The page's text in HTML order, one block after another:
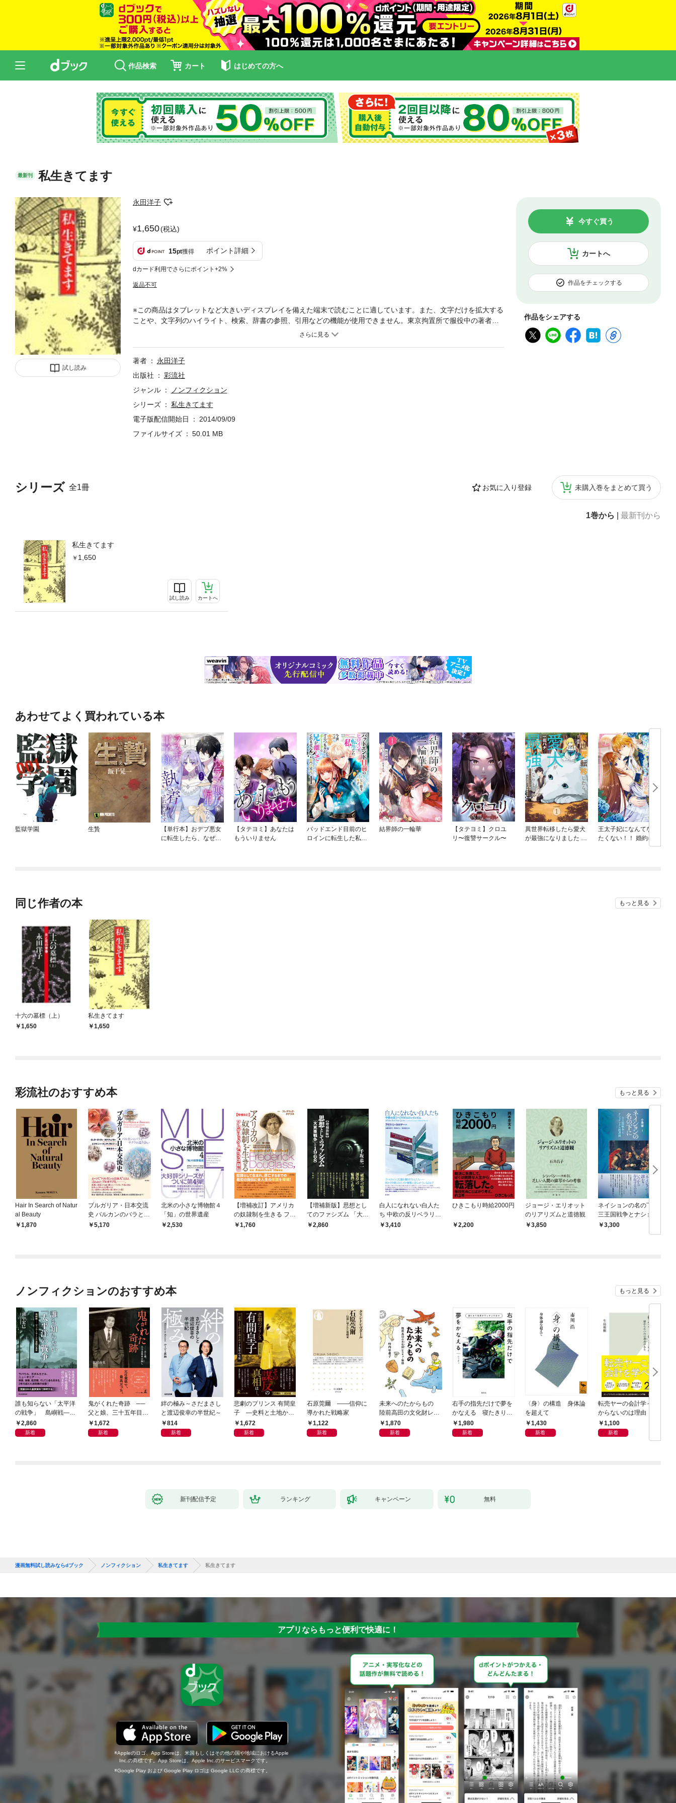
作品検索 カート はじめての方へ
最新刊 私生きてます
試し読み
永田洋子
1,650(税込)
15pt獲得 ポイント詳細
dカード利用でさらにポイント+2%
返品不可
カートへ
今すぐ買う
作品をチェックする
作品をシェアする
シリーズ 全1冊 お気に入り登録 未購入巻をまとめて買う
1巻から 最新刊から
私生きてます
1,650
試し読み カートへ
※この商品はタブレットなど大きいディスプレイを備えた端末で読むことに適しています。また、文字だけを拡大する
ことや、文字列のハイライト、検索、辞書の参照、引用などの機能が使用できません。東京拘置所で服役中の著者
が、自らの脳外科の手術・入院、闘病のなかでの裁判、瀬戸内寂聴氏らとの交流……、鉄格子をはさんで繰り広げら
著者
永田洋子
出版社
彩流社
ジャンル
ノンフィクション
シリーズ
私生きてます
電子版配信開始日
2014/09/09
ファイルサイズ
50.01 MB
あわせてよく買われている本
監獄学園 生贄
【単行本】おデブ悪女
に転生したら、なぜか
【タテヨミ】あなたは
もういりません
バッドエンド目前のヒ
ロインに転生した私、
結界師の一輪華
【タテヨミ】クロユ
リ〜復讐サークル〜
異世界転移したら愛犬
が最強になりました ～
王太子妃になんてなり
たくない！！ 婚約者編
同じ作者の本 もっと見る
十六の墓標（上）
1,650
私生きてます
1,650
彩流社のおすすめ本 もっと見る
Hair In Search of Natur
al Beauty
1,870
ブルガリア・日本交流
史 バルカンのバラとサ
クラの巡り会い
5,170
北米の小さな博物館４
「知」の世界遺産
2,530
【増補改訂】アメリカ
の奴隷制を生きる フレ
デリック・ダグラス自
1,760
【増補新版】思想とし
てのファシズム 「大東
亜戦争」と１９６８
2,860
白人になれない白人た
ち 中欧の反リベラリズ
ムとレイシズム
3,410
ひきこもり時給2000円
2,200
ジョージ・エリオット
のリアリズムと道徳観
3,850
ネイションの名の下に
三王国戦争とナショナ
リズム起源論
3,300
ノンフィクションのおすすめ本 もっと見る
誰も知らない「太平洋
の戦争」 島嶼戦――
マッカーサーとの激闘
の真実
2,860
新着
鬼がくれた奇跡 ──
父と娘、三十五年目の
赦し1,672
新着
絆の極み～さだまさし
と渡辺俊幸の半世紀～
814
新着
悲劇のプリンス 有間皇
子 ―史料と土地から
読み直す十九年の生涯
1,672
新着
石原莞爾 ――信仰に
導かれた戦略家
1,122
新着
未来へのたからもの
陸前高田の文化財レス
キュー物語
1,870
新着
右手の指先だけで夢を
かなえる 寝たきり系
男子ウッディの日々
1,980
新着
〈身〉の構造 身体論
を超えて
1,430
新着
転売ヤーの会計学～儲
からないのは理由（わ
け）がある～
1,100
新着
新刊配信予定 ランキング キャンペーン 無料
漫画無料試し読みならdブック ノンフィクション 私生きてます 私生きてます
アプリならもっと便利で快適に！
Appleのロゴ、App Storeは、米国もしくはその他の国や地域におけるApple
Inc.の商標です。App Storeは、Apple Inc.のサービスマークです。
Google Play および Google Play ロゴは Google LLC の商標です。